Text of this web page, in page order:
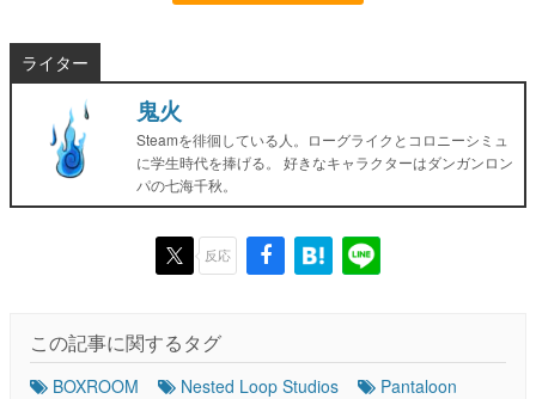
ライター
鬼火
Steamを徘徊している人。ローグライクとコロニーシミュ
に学生時代を捧げる。 好きなキャラクターはダンガンロン
パの七海千秋。
反応
この記事に関するタグ
BOXROOM Nested Loop Studios
Pantaloon